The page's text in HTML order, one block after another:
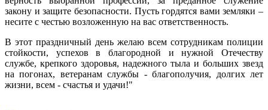
закону и защите безопасности. Пусть гордятся вами земляки –
несите с честью возложенную на вас ответственность.
В этот праздничный день желаю всем сотрудникам полиции
стойкости, успехов в благородной и нужной Отечеству
службе, крепкого здоровья, надежного тыла и больших звезд
на погонах, ветеранам службы - благополучия, долгих лет
жизни, всем - счастья и удачи!"